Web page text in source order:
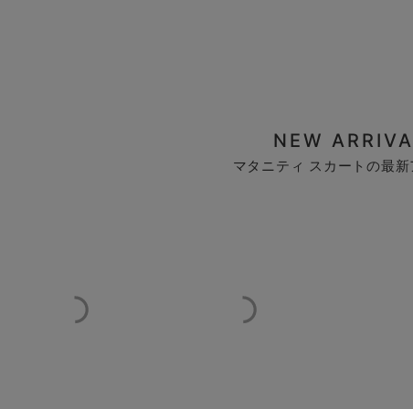
NEW
マタニティ スカートの最新